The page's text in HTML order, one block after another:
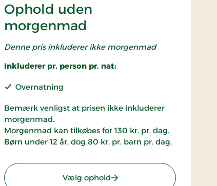
Ophold uden
morgenmad
Denne pris inkluderer ikke morgenmad
Inkluderer pr. person pr. nat:
Overnatning
Bemærk venligst at prisen ikke inkluderer
morgenmad.
Morgenmad kan tilkøbes for 130 kr. pr. dag.
Børn under 12 år, dog 80 kr. pr. barn pr. dag.
Vælg ophold: Ophold uden morgenmad